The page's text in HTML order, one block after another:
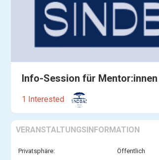
Info-Session für
1 Interested
VERANSTALTUNGSINFORMATION
Privatsphäre: Öffentlich